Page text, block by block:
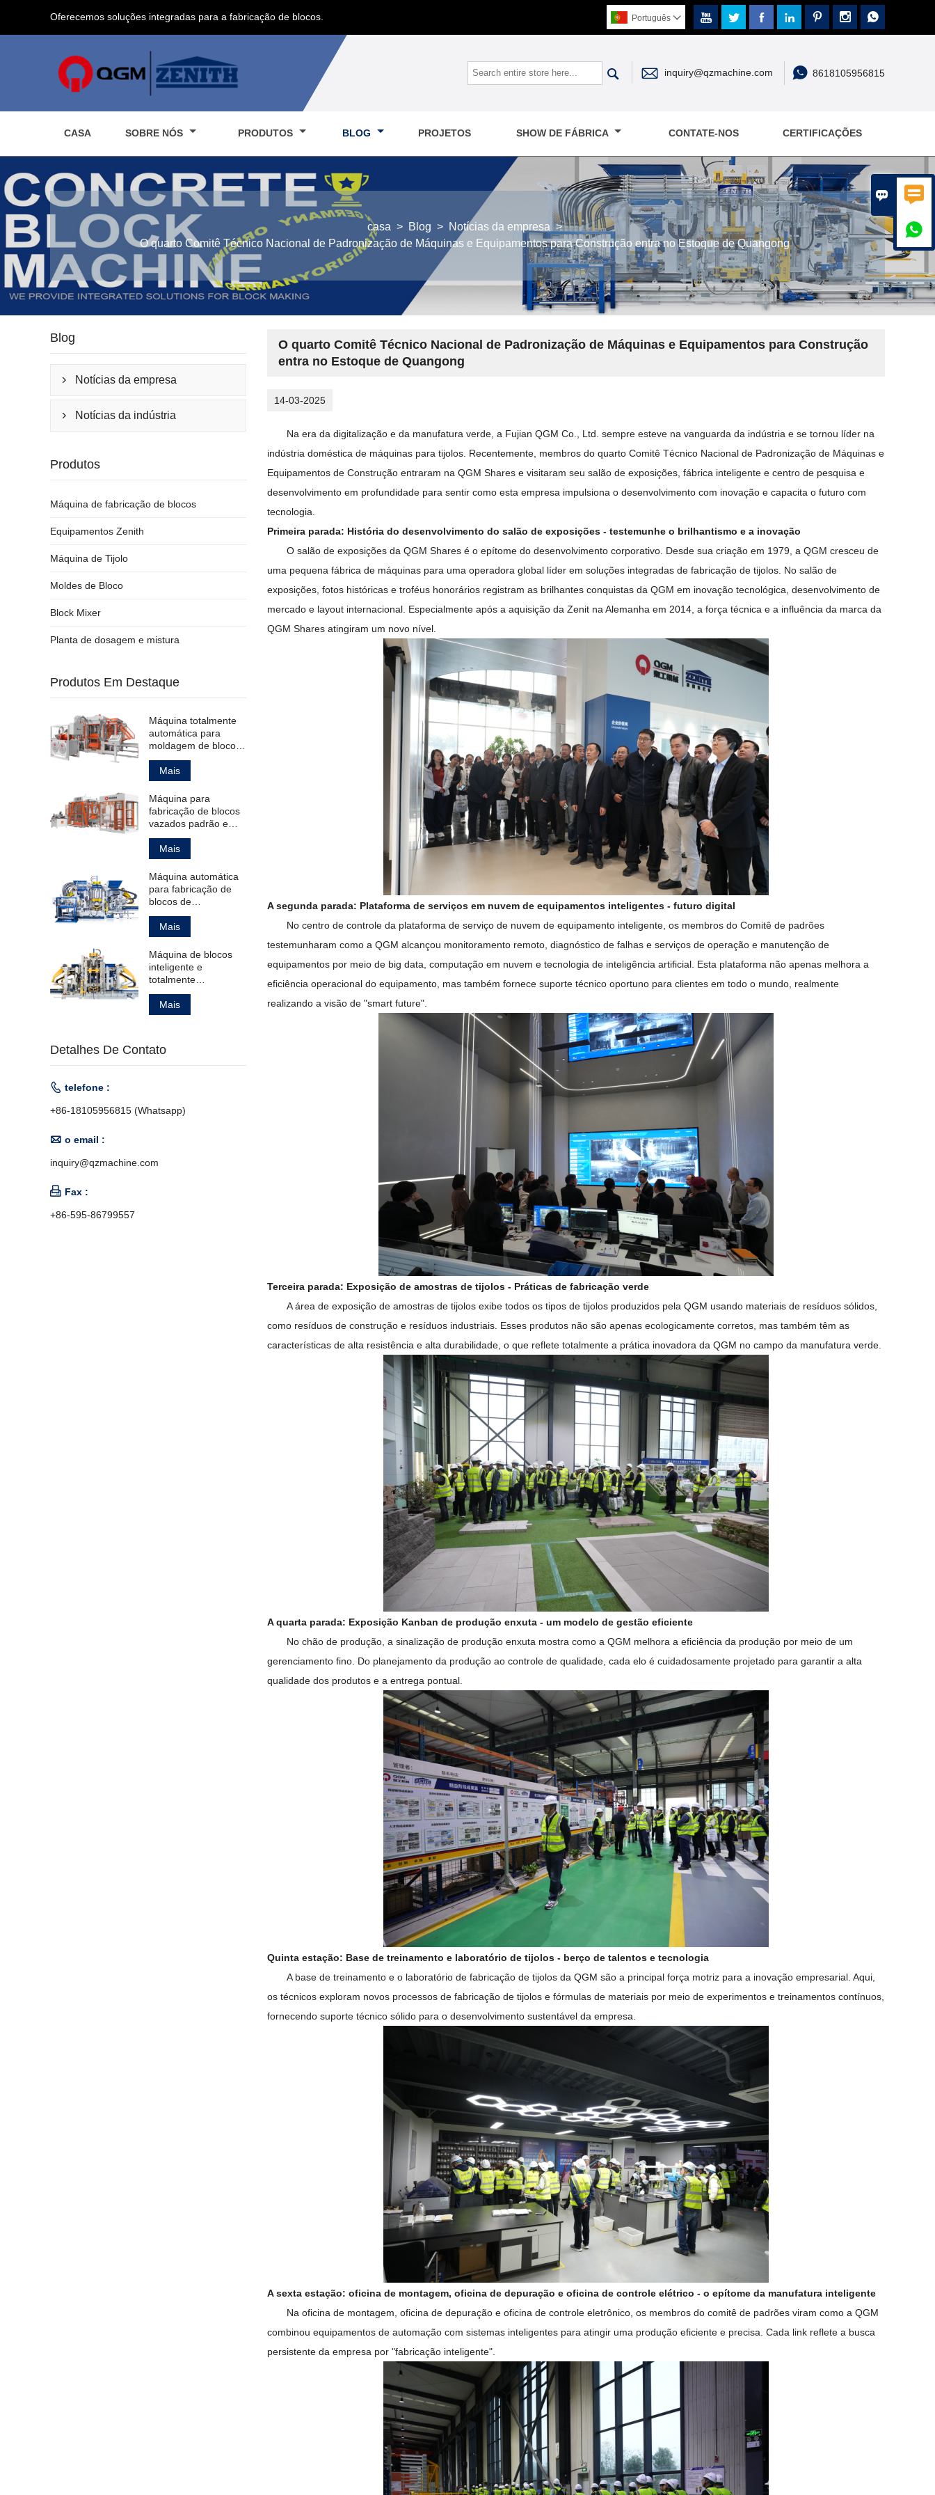
 

Oferecemos soluções integradas para a fabricação de blocos.       
Português 
  inquiry@qzmachine.com  8618105956815
CASA SOBRE NÓS PRODUTOS BLOG PROJETOS SHOW DE FÁBRICA CONTATE-NOS CERTIFICAÇÕES
casa > Blog > Notícias da empresa >
O quarto Comitê Técnico Nacional de Padronização de Máquinas e Equipamentos para Construção entra no Estoque de Quangong
O quarto Comitê Técnico Nacional de Padronização de Máquinas e Equipamentos para Construção
entra no Estoque de Quangong
14-03-2025
Na era da digitalização e da manufatura verde, a Fujian QGM Co., Ltd. sempre esteve na vanguarda da indústria e se tornou líder na
indústria doméstica de máquinas para tijolos. Recentemente, membros do quarto Comitê Técnico Nacional de Padronização de Máquinas e
Equipamentos de Construção entraram na QGM Shares e visitaram seu salão de exposições, fábrica inteligente e centro de pesquisa e
desenvolvimento em profundidade para sentir como esta empresa impulsiona o desenvolvimento com inovação e capacita o futuro com
tecnologia.
Primeira parada: História do desenvolvimento do salão de exposições - testemunhe o brilhantismo e a inovação
O salão de exposições da QGM Shares é o epítome do desenvolvimento corporativo. Desde sua criação em 1979, a QGM cresceu de
uma pequena fábrica de máquinas para uma operadora global líder em soluções integradas de fabricação de tijolos. No salão de
exposições, fotos históricas e troféus honorários registram as brilhantes conquistas da QGM em inovação tecnológica, desenvolvimento de
mercado e layout internacional. Especialmente após a aquisição da Zenit na Alemanha em 2014, a força técnica e a influência da marca da
QGM Shares atingiram um novo nível.
A segunda parada: Plataforma de serviços em nuvem de equipamentos inteligentes - futuro digital
No centro de controle da plataforma de serviço de nuvem de equipamento inteligente, os membros do Comitê de padrões
testemunharam como a QGM alcançou monitoramento remoto, diagnóstico de falhas e serviços de operação e manutenção de
equipamentos por meio de big data, computação em nuvem e tecnologia de inteligência artificial. Esta plataforma não apenas melhora a
eficiência operacional do equipamento, mas também fornece suporte técnico oportuno para clientes em todo o mundo, realmente
realizando a visão de "smart future".
Terceira parada: Exposição de amostras de tijolos - Práticas de fabricação verde
A área de exposição de amostras de tijolos exibe todos os tipos de tijolos produzidos pela QGM usando materiais de resíduos sólidos,
como resíduos de construção e resíduos industriais. Esses produtos não são apenas ecologicamente corretos, mas também têm as
características de alta resistência e alta durabilidade, o que reflete totalmente a prática inovadora da QGM no campo da manufatura verde.
A quarta parada: Exposição Kanban de produção enxuta - um modelo de gestão eficiente
No chão de produção, a sinalização de produção enxuta mostra como a QGM melhora a eficiência da produção por meio de um
gerenciamento fino. Do planejamento da produção ao controle de qualidade, cada elo é cuidadosamente projetado para garantir a alta
qualidade dos produtos e a entrega pontual.
Quinta estação: Base de treinamento e laboratório de tijolos - berço de talentos e tecnologia
A base de treinamento e o laboratório de fabricação de tijolos da QGM são a principal força motriz para a inovação empresarial. Aqui,
os técnicos exploram novos processos de fabricação de tijolos e fórmulas de materiais por meio de experimentos e treinamentos contínuos,
fornecendo suporte técnico sólido para o desenvolvimento sustentável da empresa.
A sexta estação: oficina de montagem, oficina de depuração e oficina de controle elétrico - o epítome da manufatura inteligente
Na oficina de montagem, oficina de depuração e oficina de controle eletrônico, os membros do comitê de padrões viram como a QGM
combinou equipamentos de automação com sistemas inteligentes para atingir uma produção eficiente e precisa. Cada link reflete a busca
persistente da empresa por "fabricação inteligente".
Blog
 Notícias da empresa
 Notícias da indústria
Produtos
Máquina de fabricação de blocos
Equipamentos Zenith
Máquina de Tijolo
Moldes de Bloco
Block Mixer
Planta de dosagem e mistura
Produtos Em Destaque
Máquina totalmente
automática para
moldagem de blocos
de pavimentação
ocos padrão.
Mais
Máquina para
fabricação de blocos
vazados padrão e
para pavimentação.
Mais
Máquina automática
para fabricação de
blocos de
pavimentação ocos e
maciços, além de
meio-fios.
Mais
Máquina de blocos
inteligente e
totalmente
automática para
fabricação de
produtos de concreto.
Mais
Detalhes De Contato
 telefone :
+86-18105956815 (Whatsapp)
 o email :
inquiry@qzmachine.com
 Fax :
+86-595-86799557